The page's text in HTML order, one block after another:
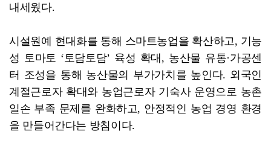
내세웠다.
시설원예 현대화를 통해 스마트농업을 확산하고, 기능
성 토마토 ‘토담토담’ 육성 확대, 농산물 유통·가공센
터 조성을 통해 농산물의 부가가치를 높인다. 외국인
계절근로자 확대와 농업근로자 기숙사 운영으로 농촌
일손 부족 문제를 완화하고, 안정적인 농업 경영 환경
을 만들어간다는 방침이다.